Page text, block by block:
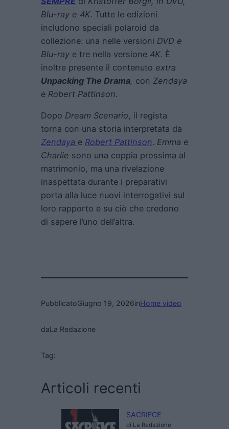
Blu-ray e 4K. Tutte le edizioni
includono speciali polaroid da
collezione: una nelle versioni DVD e
Blu-ray e tre nella versione 4K. È
inoltre presente il contenuto extra
Unpacking The Drama, con Zendaya
e Robert Pattinson.
Dopo Dream Scenario, il regista
torna con una storia interpretata da
Zendaya e Robert Pattinson. Emma e
Charlie sono una coppia prossima al
matrimonio, ma una rivelazione
inaspettata durante i preparativi
porta alla luce nuovi interrogativi sul
loro rapporto e su ciò che credono
di sapere l’uno dell’altra.
PubblicatoGiugno 19, 2026inHome video
daLa Redazione
Tag:
Articoli recenti
SACRIFCE
di La Redazione